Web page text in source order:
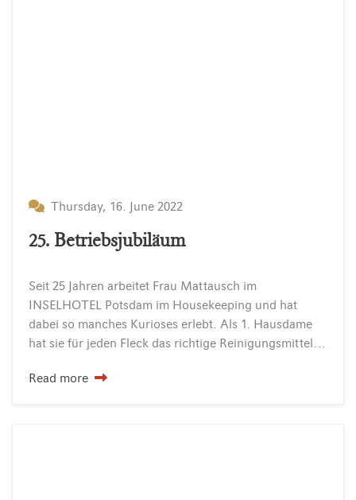
Thursday, 16. June 2022
25. Betriebsjubiläum
Seit 25 Jahren arbeitet Frau Mattausch im
INSELHOTEL Potsdam im Housekeeping und hat
dabei so manches Kurioses erlebt. Als 1. Hausdame
hat sie für jeden Fleck das richtige Reinigungsmittel, für jede Falte den passenden Handgriff und Adleraugen bei der Fertigstellung der Hotelzimmer für die Gäste.
Read more